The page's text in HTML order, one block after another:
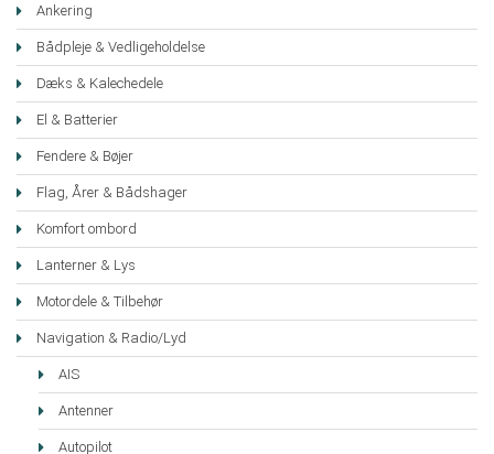
Ankering
Bådpleje & Vedligeholdelse
Dæks & Kalechedele
El & Batterier
Fendere & Bøjer
Flag, Årer & Bådshager
Komfort ombord
Lanterner & Lys
Motordele & Tilbehør
Navigation & Radio/Lyd
AIS
Antenner
Autopilot